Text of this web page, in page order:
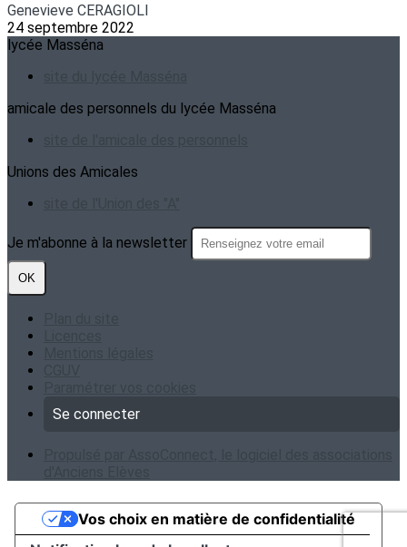
Genevieve CERAGIOLI
24 septembre 2022
lycée Masséna
amicale des personnels du lycée Masséna
Unions des Amicales
Je m'abonne à la newsletter
OK
Se connecter
Vos choix en matière de confidentialité